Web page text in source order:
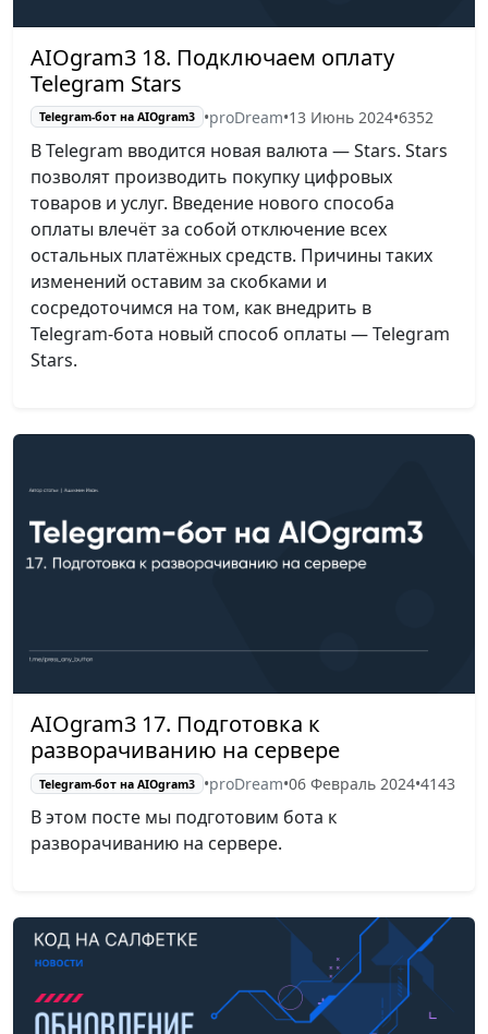
AIOgram3 18. Подключаем оплату
Telegram Stars
Telegram-бот на AIOgram3 •proDream•13 Июнь 2024•6352
В Telegram вводится новая валюта — Stars. Stars
позволят производить покупку цифровых
товаров и услуг. Введение нового способа
оплаты влечёт за собой отключение всех
остальных платёжных средств. Причины таких
изменений оставим за скобками и
сосредоточимся на том, как внедрить в
Telegram-бота новый способ оплаты — Telegram
Stars.
AIOgram3 17. Подготовка к
разворачиванию на сервере
Telegram-бот на AIOgram3 •proDream•06 Февраль 2024•4143
В этом посте мы подготовим бота к
разворачиванию на сервере.